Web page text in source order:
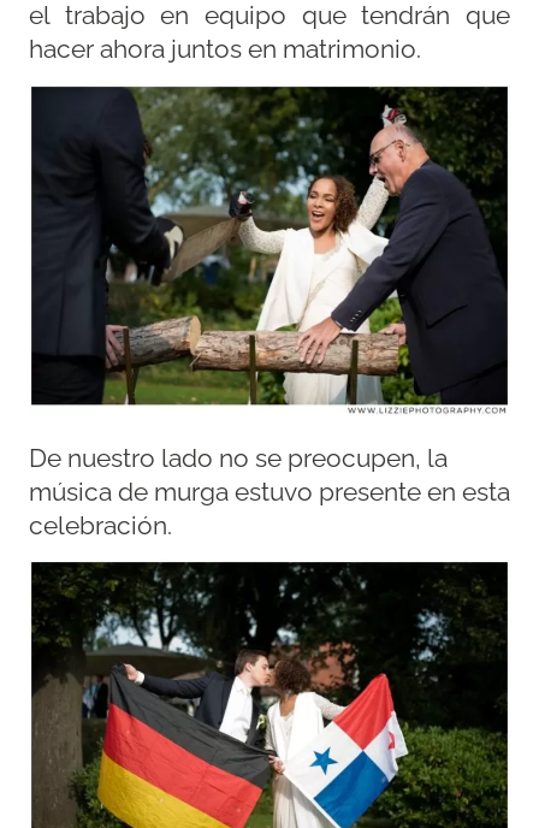
el trabajo en equipo que tendrán que
hacer ahora juntos en matrimonio.
De nuestro lado no se preocupen, la
música de murga estuvo presente en esta
celebración.